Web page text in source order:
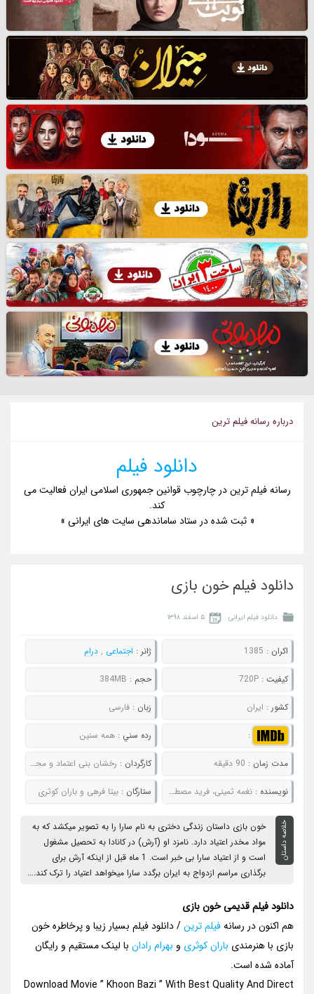
درباره رسانه فيلم ترين
دانلود فیلم
رسانه فیلم ترین در چارچوب قوانین جمهوری اسلامی ایران فعالیت می
کند.
« ثبت شده در ستاد ساماندهی سایت های ایرانی »
دانلود فیلم خون بازی
دانلود فیلم ایرانی ۵ اسفند ۱۳۹۸
اکران : 1385 ژانر : اجتماعی , درام
کيفيت :720P حجم : 384MB
کشور : ایران زبان : فارسی
: رده سني : همه سنین
مدت زمان : 90 دقیقه کارگردان : رخشان بنی اعتماد و محسن عبدالوهاب
نويسنده :نغمه ثمینی، فرید مصطوفی، محسن عبدالوهاب و رخشان بنی اعتماد ستارگان : بیتا فرهی و باران کوثری
خلاصه داستان
خون بازی داستان زندگی دختری به نام سارا را به تصویر میکشد که به
مواد مخدر اعتیاد دارد. نامزد او (آرش) در کانادا به تحصیل مشغول
است و از اعتیاد سارا بی خبر است. 1 ماه قبل از اینکه آرش برای
برگذاری مراسم ازدواج به ایران برگدد سارا میخواهد اعتیاد را ترک کند....
دانلود فیلم قدیمی خون بازی
هم اکنون در رسانهفیلم ترین/ دانلود فیلم بسیار زیبا و پرخاطره خون
بازی با هنرمندی باران کوثری و بهرام رادان با لینک مستقیم و رایگان
آماده شده است.
Download Movie ” Khoon Bazi ” With Best Quality And Direct